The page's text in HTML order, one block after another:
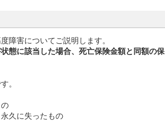
障害についてご説明します。
態に該当した場合、死亡保険金額と同額の保
。
久に失ったもの